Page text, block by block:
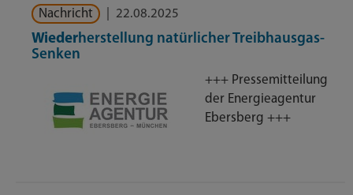
Nachricht 22.08.2025
Wiederherstellung natürlicher Treibhausgas-
Senken
+++ Pressemitteilung
der Energieagentur
Ebersberg +++